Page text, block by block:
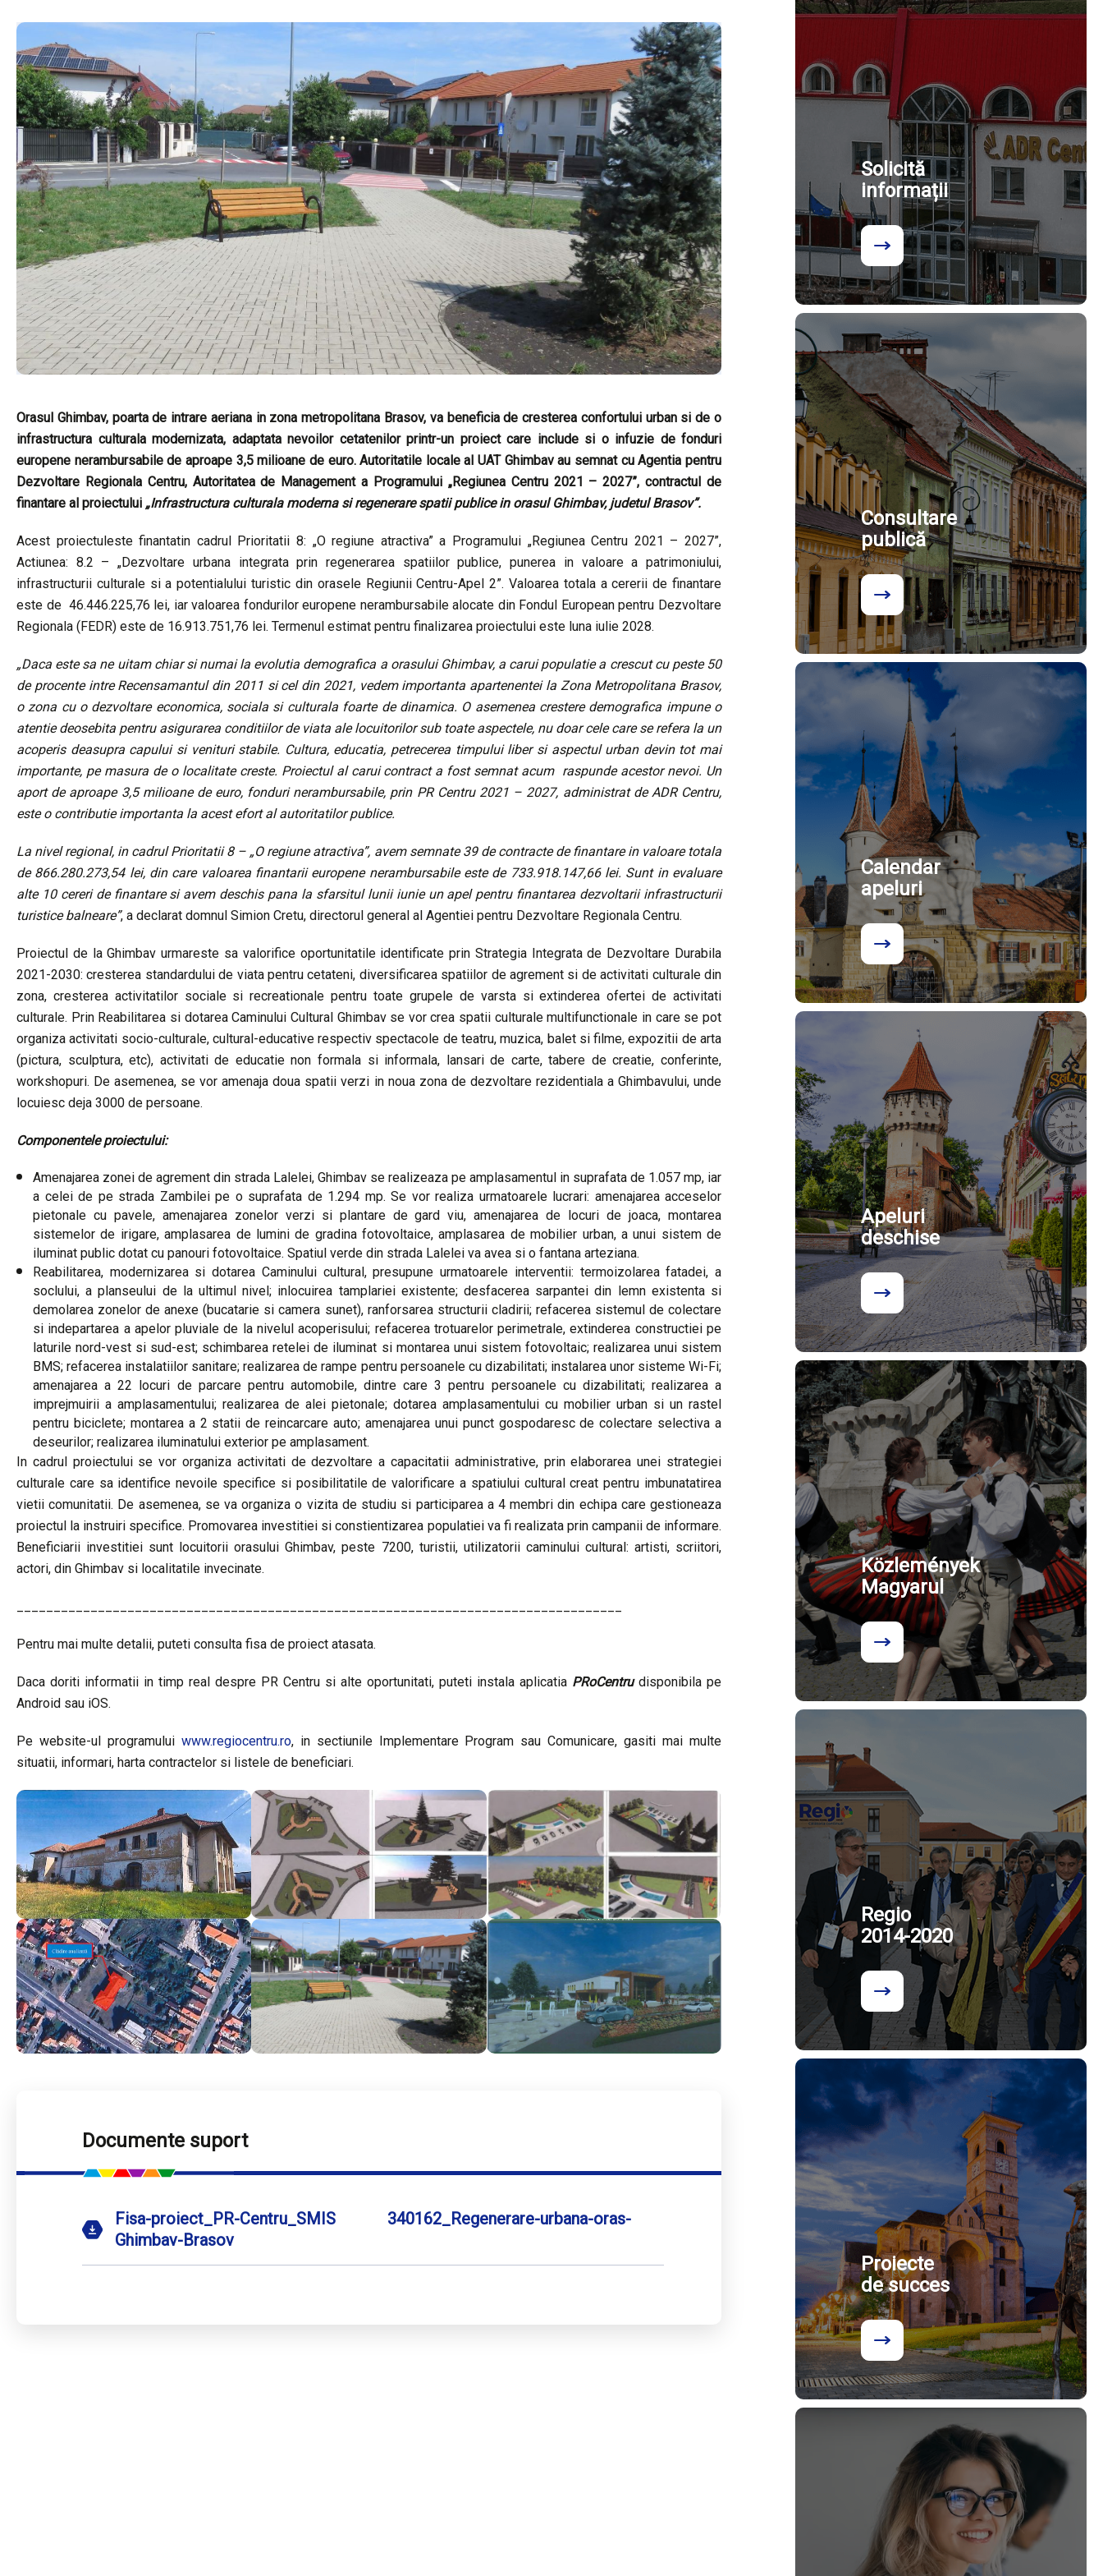
Orasul Ghimbav, poarta de intrare aeriana in zona metropolitana Brasov, va beneficia de cresterea confortului urban si de o
infrastructura culturala modernizata, adaptata nevoilor cetatenilor printr-un proiect care include si o infuzie de fonduri
europene nerambursabile de aproape 3,5 milioane de euro. Autoritatile locale al UAT Ghimbav au semnat cu Agentia pentru
Dezvoltare Regionala Centru, Autoritatea de Management a Programului „Regiunea Centru 2021 – 2027”, contractul de
finantare al proiectului „Infrastructura culturala moderna si regenerare spatii publice in orasul Ghimbav, judetul Brasov”.
Acest proiectuleste finantatin cadrul Prioritatii 8: „O regiune atractiva” a Programului „Regiunea Centru 2021 – 2027”,
Actiunea: 8.2 – „Dezvoltare urbana integrata prin regenerarea spatiilor publice, punerea in valoare a patrimoniului,
infrastructurii culturale si a potentialului turistic din orasele Regiunii Centru-Apel 2”. Valoarea totala a cererii de finantare
este de 46.446.225,76 lei, iar valoarea fondurilor europene nerambursabile alocate din Fondul European pentru Dezvoltare
Regionala (FEDR) este de 16.913.751,76 lei. Termenul estimat pentru finalizarea proiectului este luna iulie 2028.
„Daca este sa ne uitam chiar si numai la evolutia demografica a orasului Ghimbav, a carui populatie a crescut cu peste 50
de procente intre Recensamantul din 2011 si cel din 2021, vedem importanta apartenentei la Zona Metropolitana Brasov,
o zona cu o dezvoltare economica, sociala si culturala foarte de dinamica. O asemenea crestere demografica impune o
atentie deosebita pentru asigurarea conditiilor de viata ale locuitorilor sub toate aspectele, nu doar cele care se refera la un
acoperis deasupra capului si venituri stabile. Cultura, educatia, petrecerea timpului liber si aspectul urban devin tot mai
importante, pe masura de o localitate creste. Proiectul al carui contract a fost semnat acum raspunde acestor nevoi. Un
aport de aproape 3,5 milioane de euro, fonduri nerambursabile, prin PR Centru 2021 – 2027, administrat de ADR Centru,
este o contributie importanta la acest efort al autoritatilor publice.
La nivel regional, in cadrul Prioritatii 8 – „O regiune atractiva”, avem semnate 39 de contracte de finantare in valoare totala
de 866.280.273,54 lei, din care valoarea finantarii europene nerambursabile este de 733.918.147,66 lei. Sunt in evaluare
alte 10 cereri de finantare si avem deschis pana la sfarsitul lunii iunie un apel pentru finantarea dezvoltarii infrastructurii
turistice balneare”, a declarat domnul Simion Cretu, directorul general al Agentiei pentru Dezvoltare Regionala Centru.
Proiectul de la Ghimbav urmareste sa valorifice oportunitatile identificate prin Strategia Integrata de Dezvoltare Durabila
2021-2030: cresterea standardului de viata pentru cetateni, diversificarea spatiilor de agrement si de activitati culturale din
zona, cresterea activitatilor sociale si recreationale pentru toate grupele de varsta si extinderea ofertei de activitati
culturale. Prin Reabilitarea si dotarea Caminului Cultural Ghimbav se vor crea spatii culturale multifunctionale in care se pot
organiza activitati socio-culturale, cultural-educative respectiv spectacole de teatru, muzica, balet si filme, expozitii de arta
(pictura, sculptura, etc), activitati de educatie non formala si informala, lansari de carte, tabere de creatie, conferinte,
workshopuri. De asemenea, se vor amenaja doua spatii verzi in noua zona de dezvoltare rezidentiala a Ghimbavului, unde
locuiesc deja 3000 de persoane.
Componentele proiectului:
Amenajarea zonei de agrement din strada Lalelei, Ghimbav se realizeaza pe amplasamentul in suprafata de 1.057 mp, iar
a celei de pe strada Zambilei pe o suprafata de 1.294 mp. Se vor realiza urmatoarele lucrari: amenajarea acceselor
pietonale cu pavele, amenajarea zonelor verzi si plantare de gard viu, amenajarea de locuri de joaca, montarea
sistemelor de irigare, amplasarea de lumini de gradina fotovoltaice, amplasarea de mobilier urban, a unui sistem de
iluminat public dotat cu panouri fotovoltaice. Spatiul verde din strada Lalelei va avea si o fantana arteziana.
Reabilitarea, modernizarea si dotarea Caminului cultural, presupune urmatoarele interventii: termoizolarea fatadei, a
soclului, a planseului de la ultimul nivel; inlocuirea tamplariei existente; desfacerea sarpantei din lemn existenta si
demolarea zonelor de anexe (bucatarie si camera sunet), ranforsarea structurii cladirii; refacerea sistemul de colectare
si indepartarea a apelor pluviale de la nivelul acoperisului; refacerea trotuarelor perimetrale, extinderea constructiei pe
laturile nord-vest si sud-est; schimbarea retelei de iluminat si montarea unui sistem fotovoltaic; realizarea unui sistem
BMS; refacerea instalatiilor sanitare; realizarea de rampe pentru persoanele cu dizabilitati; instalarea unor sisteme Wi-Fi;
amenajarea a 22 locuri de parcare pentru automobile, dintre care 3 pentru persoanele cu dizabilitati; realizarea a
imprejmuirii a amplasamentului; realizarea de alei pietonale; dotarea amplasamentului cu mobilier urban si un rastel
pentru biciclete; montarea a 2 statii de reincarcare auto; amenajarea unui punct gospodaresc de colectare selectiva a
deseurilor; realizarea iluminatului exterior pe amplasament.
In cadrul proiectului se vor organiza activitati de dezvoltare a capacitatii administrative, prin elaborarea unei strategiei
culturale care sa identifice nevoile specifice si posibilitatile de valorificare a spatiului cultural creat pentru imbunatatirea
vietii comunitatii. De asemenea, se va organiza o vizita de studiu si participarea a 4 membri din echipa care gestioneaza
proiectul la instruiri specifice. Promovarea investitiei si constientizarea populatiei va fi realizata prin campanii de informare.
Beneficiarii investitiei sunt locuitorii orasului Ghimbav, peste 7200, turistii, utilizatorii caminului cultural: artisti, scriitori,
actori, din Ghimbav si localitatile invecinate.
Pentru mai multe detalii, puteti consulta fisa de proiect atasata.
Daca doriti informatii in timp real despre PR Centru si alte oportunitati, puteti instala aplicatia PRoCentrudisponibila pe
Android sau iOS.
Pe website-ul programului www.regiocentru.ro, in sectiunile Implementare Program sau Comunicare, gasiti mai multe
situatii, informari, harta contractelor si listele de beneficiari.
Documente suport
Fisa-proiect_PR-Centru_SMIS 340162_Regenerare-urbana-oras-
Ghimbav-Brasov
Solicită
informații
Consultare
publică
Calendar
apeluri
Apeluri
deschise
Közlemények
Magyarul
Regio
2014-2020
Proiecte
de succes